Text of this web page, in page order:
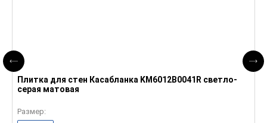
Плитка для стен Касабланка KM6012B0041R светло-
серая матовая
Размер: